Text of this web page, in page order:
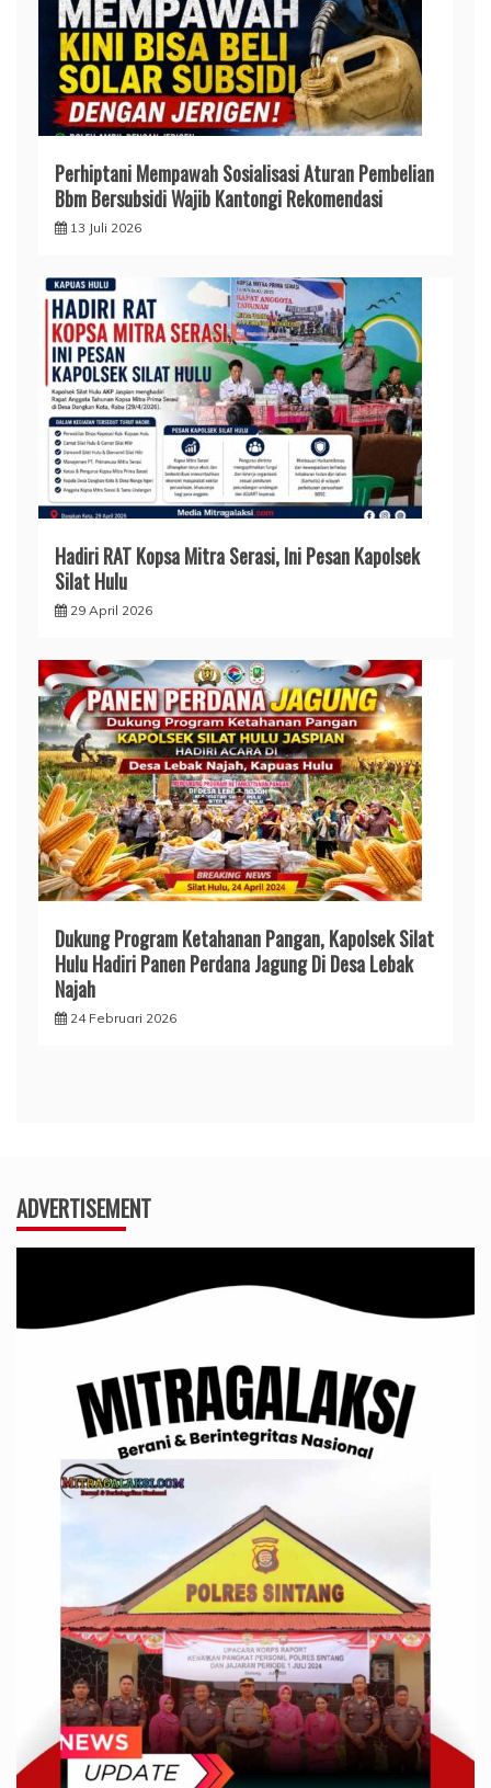
Perhiptani Mempawah Sosialisasi Aturan Pembelian
Bbm Bersubsidi Wajib Kantongi Rekomendasi
13 Juli 2026
Hadiri RAT Kopsa Mitra Serasi, Ini Pesan Kapolsek
Silat Hulu
29 April 2026
Dukung Program Ketahanan Pangan, Kapolsek Silat
Hulu Hadiri Panen Perdana Jagung Di Desa Lebak
Najah
24 Februari 2026
ADVERTISEMENT